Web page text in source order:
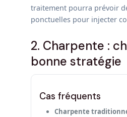
traitement pourra prévoir
ponctuelles pour injecter
2. Charpente :
bonne stratégie
Cas fréquents
Charpente